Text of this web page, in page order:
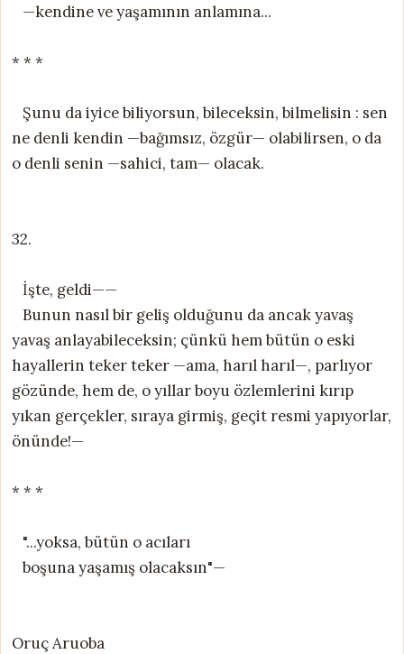
—kendine ve yaşamının anlamına...
* * *
Şunu da iyice biliyorsun, bileceksin, bilmelisin : sen
ne denli kendin —bağımsız, özgür— olabilirsen, o da
o denli senin —sahici, tam— olacak.
32.
İşte, geldi——
Bunun nasıl bir geliş olduğunu da ancak yavaş
yavaş anlayabileceksin; çünkü hem bütün o eski
hayallerin teker teker —ama, harıl harıl—, parlıyor
gözünde, hem de, o yıllar boyu özlemlerini kırıp
yıkan gerçekler, sıraya girmiş, geçit resmi yapıyorlar,
önünde!—
* * *
"...yoksa, bütün o acıları
boşuna yaşamış olacaksın"—
Oruç Aruoba